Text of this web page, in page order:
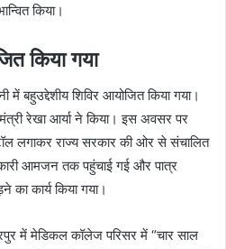
किया।
किया गया
में बहुउद्देशीय शिविर आयोजित किया गया।
रेखा आर्या ने किया। इस अवसर पर
स्टॉल लगाकर राज्य सरकार की ओर से संचालित
आमजन तक पहुंचाई गई और पात्र
का कार्य किया गया।
में मेडिकल कॉलेज परिसर में “चार साल